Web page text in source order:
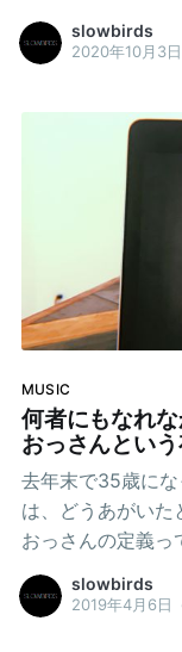
ッパやアメリカ
むしろ日本がやば
デリバリーとテ
によってはテイ
飛行機は日に日
停止され、国内
は”WFH! WFH!”
クに移行した。
れず、しばらく家から
Twitterから流れて
げられる充実した
れな自宅での隔離
くわからない情報
slowbirds
2020年10月3日
MUSIC
何者にもなれ
おっさんとい
去年末で35歳に
は、どうあがいた
おっさんの定義っ
ん駄々を捏ねた
くおっさんだろう。と
slowbirds
2019年4月6日